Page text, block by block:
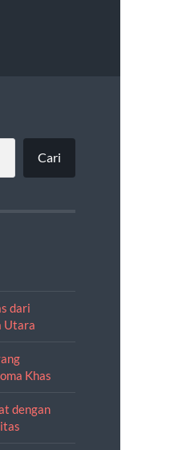
Cari
dari
Utara
Khas
dengan